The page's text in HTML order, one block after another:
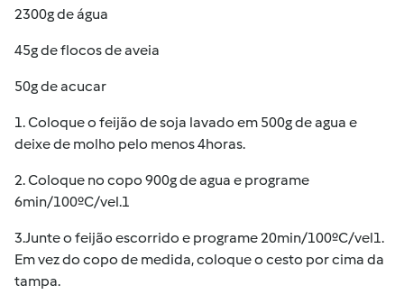
2300g de água
45g de flocos de aveia
50g de acucar
1. Coloque o feijão de soja lavado em 500g de agua e
deixe de molho pelo menos 4horas.
2. Coloque no copo 900g de agua e programe
6min/100ºC/vel.1
3.Junte o feijão escorrido e programe 20min/100ºC/vel1.
Em vez do copo de medida, coloque o cesto por cima da
tampa.